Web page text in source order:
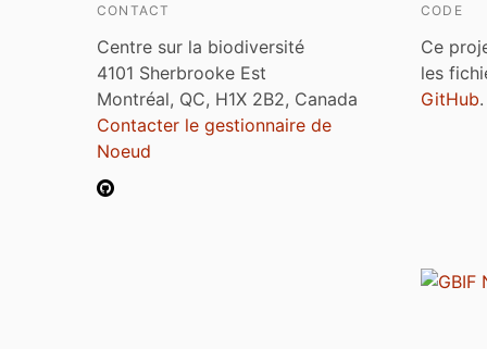
CONTACT
Centre sur la biodiversité
4101 Sherbrooke Est
Montréal, QC, H1X 2B2, Canada
Contacter le gestionnaire de
Noeud
CODE
Ce
les
GitHub.